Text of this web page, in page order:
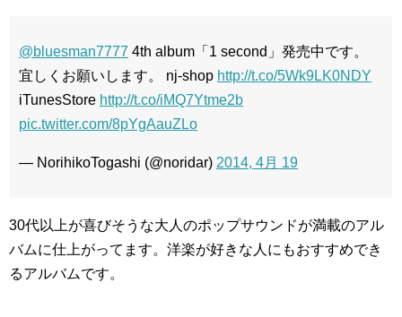
@bluesman7777 4th album「1 second」発売中です。
宜しくお願いします。 nj-shop http://t.co/5Wk9LK0NDY
iTunesStore http://t.co/iMQ7Ytme2b
pic.twitter.com/8pYgAauZLo
— NorihikoTogashi (@noridar) 2014, 4月 19
30代以上が喜びそうな大人のポップサウンドが満載のアル
バムに仕上がってます。洋楽が好きな人にもおすすめでき
るアルバムです。